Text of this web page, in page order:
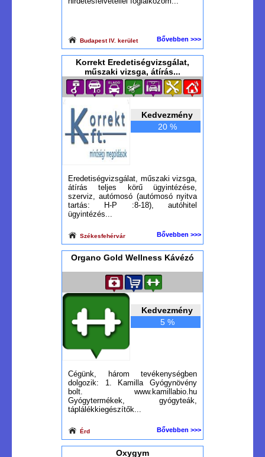
Budapest IV. kerület Bővebben >>>
Korrekt Eredetiségvizsgálat,
műszaki vizsga, átírás...
Kedvezmény
20 %
Eredetiségvizsgálat, műszaki vizsga,
átírás teljes körű ügyintézése,
szerviz, autómosó (autómosó nyitva
tartás: H-P :8-18), autóhitel
ügyintézés...
Székesfehérvár Bővebben >>>
Organo Gold Wellness Kávézó
Kedvezmény
5 %
Cégünk, három tevékenységben
dolgozik: 1. Kamilla Gyógynövény
bolt. www.kamillabio.hu
Gyógytermékek, gyógyteák,
táplálékkiegészítők...
Érd Bővebben >>>
Oxygym